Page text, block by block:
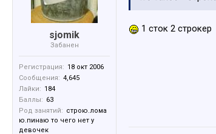
sjomik
Забанен
Регистрация: 18 окт 2006
Сообщения: 4,645
Лайки: 184
Баллы: 63
Род занятий: строю.лома
ю.пинаю то чего нет у
девочек
1 сток 2 строкер